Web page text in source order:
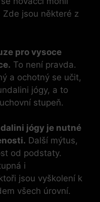
jsou některé z
pro vysoce
To není pravda.
a ochotný se učit,
jógy, a to
stupeň.
jógy je nutné
Další mýtus,
od podstaty.
i
jsou vyškolení k
všech úrovní.